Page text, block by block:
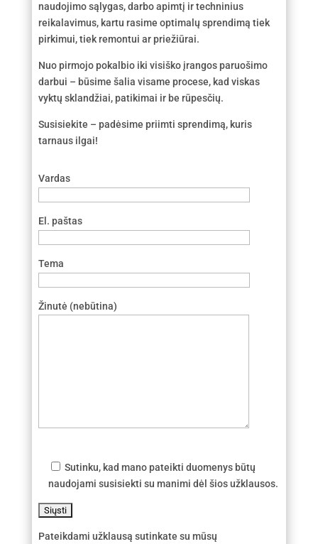
naudojimo sąlygas, darbo apimtį ir techninius
reikalavimus, kartu rasime optimalų sprendimą tiek
pirkimui, tiek remontui ar priežiūrai.
Nuo pirmojo pokalbio iki visiško įrangos paruošimo
darbui – būsime šalia visame procese, kad viskas
vyktų sklandžiai, patikimai ir be rūpesčių.
Susisiekite – padėsime priimti sprendimą, kuris
tarnaus ilgai!
Vardas
El. paštas
Tema
Žinutė (nebūtina)
Sutinku, kad mano pateikti duomenys būtų
naudojami susisiekti su manimi dėl šios užklausos.
Pateikdami užklausą sutinkate su mūsų